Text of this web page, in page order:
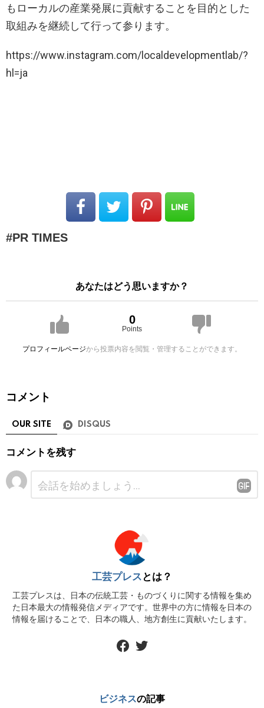
もローカルの産業発展に貢献することを目的とした
取組みを継続して行って参ります。
https://www.instagram.com/localdevelopmentlab/?
hl=ja
PR TIMES
あなたはどう思いますか？
0
Points
プロフィールページから投票内容を閲覧・管理することができます。
コメント
OUR SITE DISQUS
コメントを残す
工芸プレス とは？
工芸プレスは、日本の伝統工芸・ものづくりに関する情報を集め
た日本最大の情報発信メディアです。世界中の方に情報を日本の
情報を届けることで、日本の職人、地方創生に貢献いたします。
ビジネスの記事